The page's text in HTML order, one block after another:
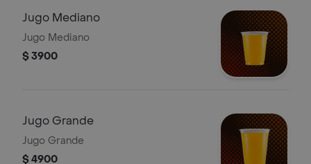
Jugo Mediano
Jugo Mediano
$ 3900
Jugo Grande
Jugo Grande
$ 4900